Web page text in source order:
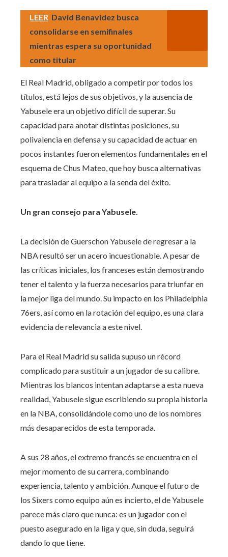
LEER David Benavidez busca
consolidarse en semifinales
mientras espera su oportunidad
como titular
El Real Madrid, obligado a competir por todos los
títulos, está lejos de sus objetivos, y la ausencia de
Yabusele era un objetivo difícil de superar. Su
capacidad para anotar distintas posiciones, su
polivalencia en defensa y su capacidad de actuar en
pocos instantes fueron elementos fundamentales en el
esquema de Chus Mateo, que hoy busca alternativas
para trasladar al equipo a la senda del éxito.
Un gran consejo para Yabusele.
La decisión de Guerschon Yabusele de regresar a la
NBA resultó ser un acero incuestionable. A pesar de
las críticas iniciales, los franceses están demostrando
tener el talento y la fuerza necesarios para triunfar en
la mejor liga del mundo. Su impacto en los Philadelphia
76ers, así como en la rotación del equipo, es una clara
evidencia de relevancia a este nivel.
Para el Real Madrid su salida supuso un récord
complicado para sustituir a un jugador de su calibre.
Mientras los blancos intentan adaptarse a esta nueva
realidad, Yabusele sigue escribiendo su propia historia
en la NBA, consolidándole como uno de los nombres
más desaparecidos de esta temporada.
A sus 28 años, el extremo francés se encuentra en el
mejor momento de su carrera, combinando
experiencia, talento y ambición. Aunque el futuro de
los Sixers como equipo aún es incierto, el de Yabusele
parece más claro que nunca: es un jugador con el
puesto asegurado en la liga y que, sin duda, seguirá
dando lo que tiene.